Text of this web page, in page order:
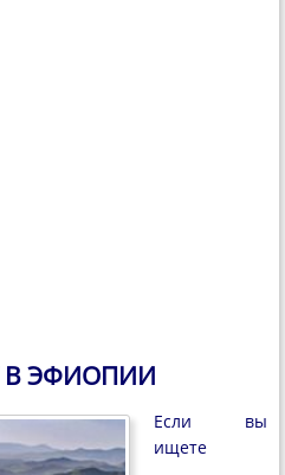
ЭФИОПИИ
Если вы
ищете